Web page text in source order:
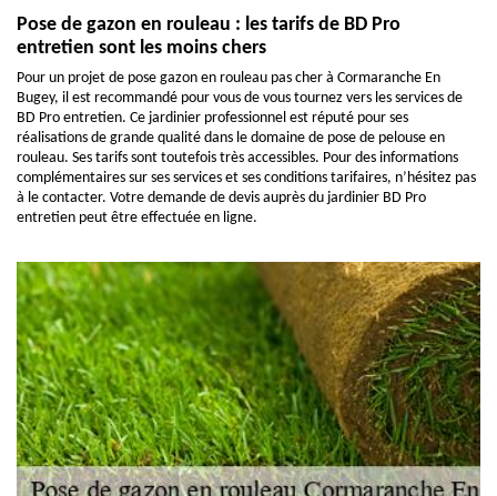
Pose de gazon en rouleau : les tarifs de BD Pro
entretien sont les moins chers
Pour un projet de pose gazon en rouleau pas cher à Cormaranche En
Bugey, il est recommandé pour vous de vous tournez vers les services de
BD Pro entretien. Ce jardinier professionnel est réputé pour ses
réalisations de grande qualité dans le domaine de pose de pelouse en
rouleau. Ses tarifs sont toutefois très accessibles. Pour des informations
complémentaires sur ses services et ses conditions tarifaires, n’hésitez pas
à le contacter. Votre demande de devis auprès du jardinier BD Pro
entretien peut être effectuée en ligne.